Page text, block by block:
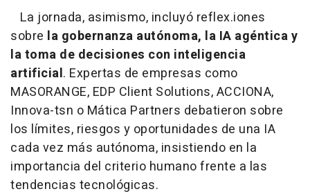
La jornada, asimismo, incluyó reflex.iones
sobre la gobernanza autónoma, la IA agéntica y
la toma de decisiones con inteligencia
artificial. Expertas de empresas como
MASORANGE, EDP Client Solutions, ACCIONA,
Innova-tsn o Mática Partners debatieron sobre
los límites, riesgos y oportunidades de una IA
cada vez más autónoma, insistiendo en la
importancia del criterio humano frente a las
tendencias tecnológicas.